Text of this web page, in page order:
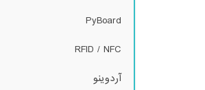
PyBoard
RFID / NFC
آردوینو